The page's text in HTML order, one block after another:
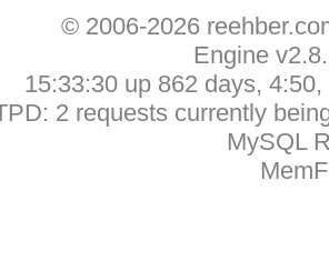
© 2006-2026
Engine
15:33:30 up 862 days,
2 requests currently
MySQL